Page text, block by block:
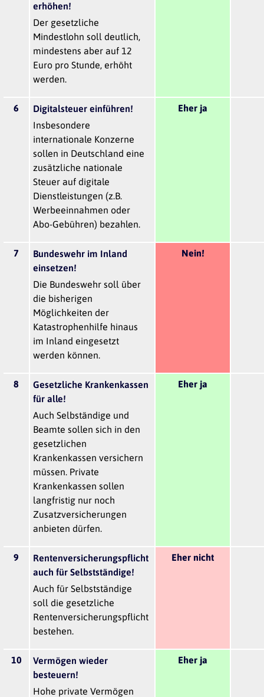
erhöhen!
Der gesetzliche
Mindestlohn soll deutlich,
mindestens aber auf 12
Euro pro Stunde, erhöht
werden.
6
Digitalsteuer einführen!
Insbesondere
internationale Konzerne
sollen in Deutschland eine
zusätzliche nationale
Steuer auf digitale
Dienstleistungen (z.B.
Werbeeinnahmen oder
Abo-Gebühren) bezahlen.
Eher ja
7
Bundeswehr im Inland
einsetzen!
Die Bundeswehr soll über
die bisherigen
Möglichkeiten der
Katastrophenhilfe hinaus
im Inland eingesetzt
werden können.
Nein!
8
Gesetzliche Krankenkassen
für alle!
Auch Selbständige und
Beamte sollen sich in den
gesetzlichen
Krankenkassen versichern
müssen. Private
Krankenkassen sollen
langfristig nur noch
Zusatzversicherungen
anbieten dürfen.
Eher ja
9
Rentenversicherungspflicht
auch für Selbstständige!
Auch für Selbstständige
soll die gesetzliche
Rentenversicherungspflicht
bestehen.
Eher nicht
10
Vermögen wieder
besteuern!
Hohe private Vermögen
Eher ja